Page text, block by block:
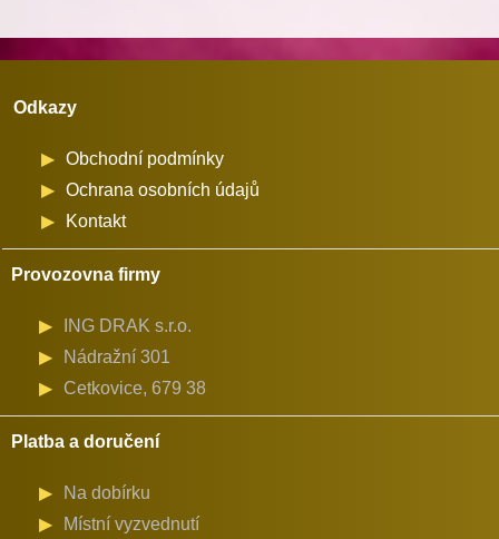
Odkazy
Obchodní podmínky
Ochrana osobních údajů
Kontakt
Provozovna firmy
ING DRAK s.r.o.
Nádražní 301
Cetkovice, 679 38
Platba a doručení
Na dobírku
Místní vyzvednutí